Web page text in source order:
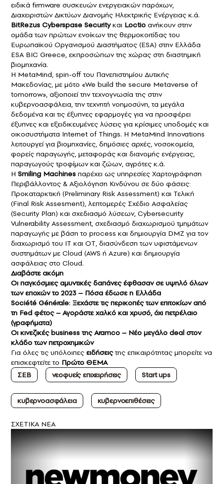
ειδικά firmware συσκευών ενεργειακών παρόχων,
Διαχειριστών Δικτύων Διανομής Ηλεκτρικής Ενέργειας κ.ά.
BitRezus Cyberspase Securityκαι Loctio ανήκουν στην
ομάδα των πρώτων ενοίκων της θερμοκοιτίδας του
Ευρωπαϊκού Οργανισμού Διαστήματος (ESA) στην Ελλάδα
ESA BIC Greece, εκπροσώπων της χώρας στη διαστημική
βιομηχανία.
Η MetaMind, spin-off του Πανεπιστημίου Δυτικής
Μακεδονίας, με μότο «We build the secure Metaverse of
tomorrow», αξιοποιεί την τεχνογνωσία της στην
κυβερνοασφάλεια, την τεχνητή νοημοσύνη, τα μεγάλα
δεδομένα και τις έξυπνες εφαρμογές για να προσφέρει
έξυπνες και εξειδικευμένες λύσεις για κρίσιμες υποδομές και
οικοσυστήματα Internet of Things. Η MetaMind Innovations
λειτουργεί για βιομηχανίες, δημόσιες αρχές, νοσοκομεία,
φορείς παραγωγής, μεταφοράς και διανομής ενέργειας,
παραγωγούς τροφίμων και ζώων, αγρότες κ.ά.
Η Smiling Machines παρέχει ως υπηρεσίες Χαρτογράφηση
Περιβάλλοντος & Αξιολόγηση Κινδύνου σε δύο φάσεις:
Προκαταρκτική (Preliminary Risk Assessment) και Τελική
(Final Risk Assesment), λεπτομερές Σχέδιο Ασφαλείας
(Security Plan) και σχεδιασμό λύσεων, Cybersecurity
Vulnerability Assessment, σχεδιασμό διαχωρισμού τμημάτων
παραγωγής με βάση το process και δημιουργία DMZ για τον
διαχωρισμό του ΙΤ και ΟΤ, διασύνδεση των υφιστάμενων
συστημάτων με Cloud (AWS ή Azure) και δημιουργία
ασφάλειας στο Cloud.
Διαβάστε ακόμη
Οι παγκόσμιες αμυντικές δαπάνες έφθασαν σε υψηλό όλων
των εποχών το 2023 – Πόσα έδωσε η Ελλάδα
Société Générale: Ξεχάστε τις περικοπές των επιτοκίων από
τη Fed φέτος – Αγοράστε χαλκό και χρυσό, όχι πετρέλαιο
(γραφήματα)
Οι κινεζικές business της Aramco – Νέο μεγάλο deal στον
κλάδο των πετροχημικών
Για όλες τις υπόλοιπες ειδήσειςτης επικαιρότητας μπορείτε να
επισκεφτείτε το Πρώτο ΘΕΜΑ
ΣΕΒ
νεοφυείς επιχειρήσεις Start ups
κυβερνοασφάλεια κυβερνοεπιθέσεις
ΣXETIKA NEA